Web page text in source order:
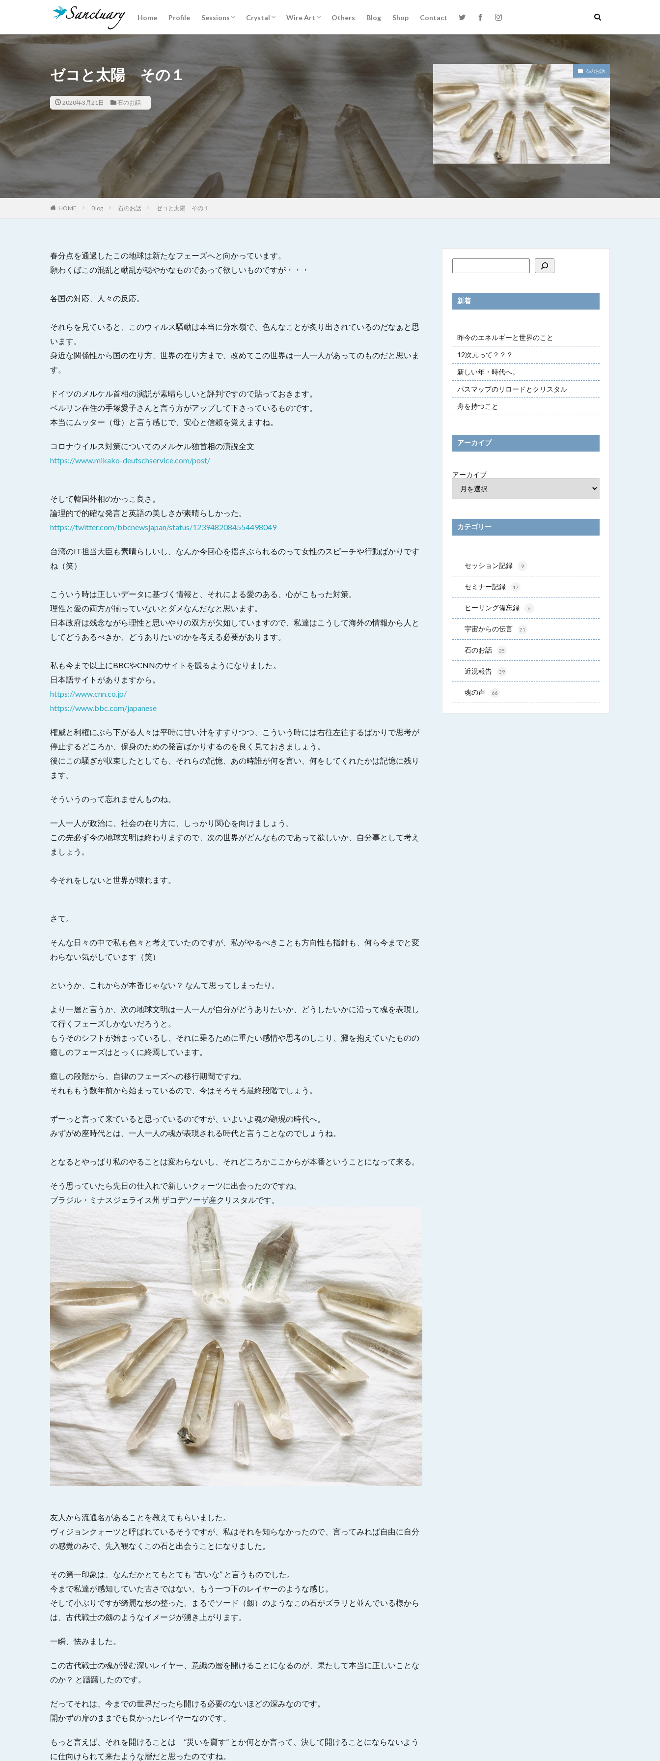
Home Profile Sessions
セッションについて
The Tree of Life 生命の樹リターンジャー
レムリアンパッケージ
ウスイレイキセミナー
カルナレイキセミナー
ライタリアンレイキセミナー
Crystal
クリスタルについて
クリスタル講座 Ver.2 （Zoomオンライン
クリスタルショップ
Wire Art
ワイヤーアートについて
Knot of Isis イシスの結び目® 誕生秘話
ワイヤーアート講座
Others Blog Shop Contact
ゼコと太陽 その１
2020年3月21日 石のお話
石のお話
HOME Blog 石のお話 ゼコと太陽 その１
春分点を通過したこの地球は新たなフェーズへと向かっています。
願わくばこの混乱と動乱が穏やかなものであって欲しいものですが・・・
各国の対応、人々の反応。
それらを見ていると、このウィルス騒動は本当に分水嶺で、色んなことが炙り出されているのだなぁと思
います。
身近な関係性から国の在り方、世界の在り方まで、改めてこの世界は一人一人があってのものだと思いま
す。
ドイツのメルケル首相の演説が素晴らしいと評判ですので貼っておきます。
ベルリン在住の手塚愛子さんと言う方がアップして下さっているものです。
本当にムッター（母）と言う感じで、安心と信頼を覚えますね。
コロナウイルス対策についてのメルケル独首相の演説全文
https://www.mikako-deutschservice.com/post/
そして韓国外相のかっこ良さ。
論理的で的確な発言と英語の美しさが素晴らしかった。
https://twitter.com/bbcnewsjapan/status/1239482084554498049
台湾のIT担当大臣も素晴らしいし、なんか今回心を揺さぶられるのって女性のスピーチや行動ばかりです
ね（笑）
こういう時は正しいデータに基づく情報と、それによる愛のある、心がこもった対策。
理性と愛の両方が揃っていないとダメなんだなと思います。
日本政府は残念ながら理性と思いやりの双方が欠如していますので、私達はこうして海外の情報から人と
してどうあるべきか、どうありたいのかを考える必要があります。
私も今まで以上にBBCやCNNのサイトを観るようになりました。
日本語サイトがありますから。
https://www.cnn.co.jp/
https://www.bbc.com/japanese
権威と利権にぶら下がる人々は平時に甘い汁をすすりつつ、こういう時には右往左往するばかりで思考が
停止するどころか、保身のための発言ばかりするのを良く見ておきましょう。
後にこの騒ぎが収束したとしても、それらの記憶、あの時誰が何を言い、何をしてくれたかは記憶に残り
ます。
そういうのって忘れませんものね。
一人一人が政治に、社会の在り方に、しっかり関心を向けましょう。
この先必ず今の地球文明は終わりますので、次の世界がどんなものであって欲しいか、自分事として考え
ましょう。
今それをしないと世界が壊れます。
さて。
そんな日々の中で私も色々と考えていたのですが、私がやるべきことも方向性も指針も、何ら今までと変
わらない気がしています（笑）
というか、これからが本番じゃない？ なんて思ってしまったり。
より一層と言うか、次の地球文明は一人一人が自分がどうありたいか、どうしたいかに沿って魂を表現し
て行くフェーズしかないだろうと。
もうそのシフトが始まっているし、それに乗るために重たい感情や思考のしこり、澱を抱えていたものの
癒しのフェーズはとっくに終焉しています。
癒しの段階から、自律のフェーズへの移行期間ですね。
それももう数年前から始まっているので、今はそろそろ最終段階でしょう。
ずーっと言って来ていると思っているのですが、いよいよ魂の顕現の時代へ。
みずがめ座時代とは、一人一人の魂が表現される時代と言うことなのでしょうね。
となるとやっぱり私のやることは変わらないし、それどころかここからが本番ということになって来る。
そう思っていたら先日の仕入れで新しいクォーツに出会ったのですね。
ブラジル・ミナスジェライス州 ザコデソーザ産クリスタルです。
友人から流通名があることを教えてもらいました。
ヴィジョンクォーツと呼ばれているそうですが、私はそれを知らなかったので、言ってみれば自由に自分
の感覚のみで、先入観なくこの石と出会うことになりました。
その第一印象は、なんだかとてもとても ”古いな” と言うものでした。
今まで私達が感知していた古さではない、もう一つ下のレイヤーのような感じ。
そして小ぶりですが綺麗な形の整った、まるでソード（劔）のようなこの石がズラリと並んでいる様から
は、古代戦士の劔のようなイメージが湧き上がります。
一瞬、怯みました。
この古代戦士の魂が潜む深いレイヤー、意識の層を開けることになるのが、果たして本当に正しいことな
のか？ と躊躇したのです。
だってそれは、今までの世界だったら開ける必要のないほどの深みなのです。
開かずの扉のままでも良かったレイヤーなのです。
もっと言えば、それを開けることは ”災いを齎す” とか何とか言って、決して開けることにならないよう
に仕向けられて来たような層だと思ったのですね。
新着
昨今のエネルギーと世界のこと
12次元って？？？
新しい年・時代へ。
パスマップのリロードとクリスタル
舟を持つこと
アーカイブ
アーカイブ
カテゴリー
セッション記録 9
セミナー記録 17
ヒーリング備忘録 6
宇宙からの伝言 21
石のお話 25
近況報告 39
魂の声 66
カテゴリー
タグ
クリスタルあれこれ セッション記録 石のこと
絵本お披露目会
魂の声
検索